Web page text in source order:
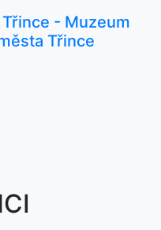
- Muzeum
Třince